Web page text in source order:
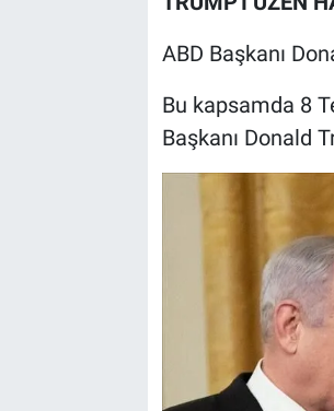
ABD Başkanı
Bu kapsamda 8
Başkanı Donald